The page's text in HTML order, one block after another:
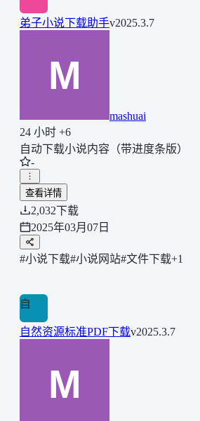
弟子小说下载助手v2025.3.7
mashuai
24 小时 +6
自动下载小说内容（带进度条版）
-
查看详情
2,032下载
2025年03月07日
#小说下载#小说网站#文件下载+1
自
自然资源标准PDF下载v2025.3.7